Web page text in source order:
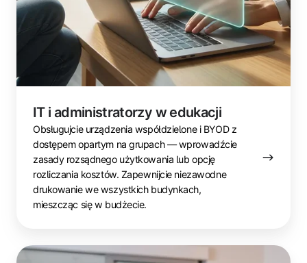
IT i administratorzy w edukacji
Obsługujcie urządzenia współdzielone i BYOD z
dostępem opartym na grupach — wprowadźcie
zasady rozsądnego użytkowania lub opcję
rozliczania kosztów. Zapewnijcie niezawodne
drukowanie we wszystkich budynkach,
mieszcząc się w budżecie.
Personel